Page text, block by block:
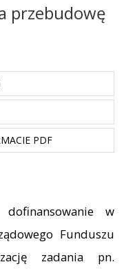
przebudowę
PDF
dofinansowanie w
Funduszu
zadania pn.